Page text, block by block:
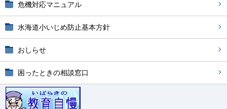
危機対応マニュアル
水海道小いじめ防止基本方針
おしらせ
困ったときの相談窓口